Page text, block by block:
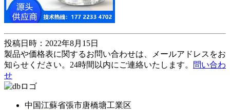
投稿日時：2022年8月15日
製品や価格表に関するお問い合わせは、メールアドレスをお
知らせください。24時間以内にご連絡いたします。
問い合わ
せ
中国江蘇省張市唐橋塘工業区